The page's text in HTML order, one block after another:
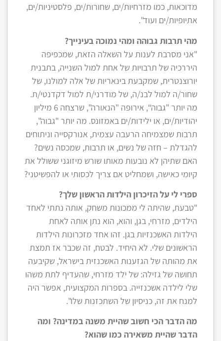
מדוכאות, כמו מזרחיות/ים, שחורות/ים, פלסטיניות/ים,
אתיופיות/ים ועוד".
מהי תרבות גבוהה ומהי נמוכה בעינייך?
"אני מסרבת לענות על השאלה הזאת, שמכפיפה
היררכיה של תרבויות של אחת למול השנייה, בתבנית
יורוצנטרית, שמקבעת בינאריות של אלה למולנו, של
שחור/ה למול לבנ/ה, של מודרני/ת למול דקדנטי/ת.
מה יותר "גבוה“, אירופה "הנאורה", שרצחה 6 מיליון
יהודיות/ים, או ילידות/ים באמזונס. מה יותר "גבוה",
תרבות שמצמיחה הרעבה עצמית, אנורקסייה וניתוחים
להגדלת – חזה של נשים, או תרבות, שמכסה נשים?
האם שתיהן לא נובעות מאותו שורש מיזוגני ששולל את
קיומי כאישה, ושמחליט אם צריך לכסותי או להפשיטני?
ספרי לי על הזיכרון הילדות הראשון שלך?
"טבעת, שהיתה לי ממכונות משחק, אותה נתתי לאחד
הילדים, מזרחי, בגן, והוא, הוא נתן אותה לאחת
הילדות האשכנזיות בגן. זהו אחד מזכרונות הילדות
הראשונים שלי. לא היחיד. לבטח, זה שכבר אז תמצת
את מהותה של הגזענות האשכנזית בישראל, שקיבעה
תחושה של גזילה: של ילד מזרחי, שהעדיף לתת משהו
שלי לילדה אשכנזייה. בספרות המקצועית, אפשר היה
למנח את זה, כניסיון של השתכזנות שלו".
מה הדבר הכי חשוב שהיית משנה במדינה? ומה
הדבר שהיית משאירה כמו שהוא?